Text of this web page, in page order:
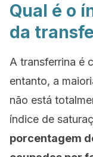
Qual é o
da
A transferrina é
entanto, a
não está
índice de
porcentagem